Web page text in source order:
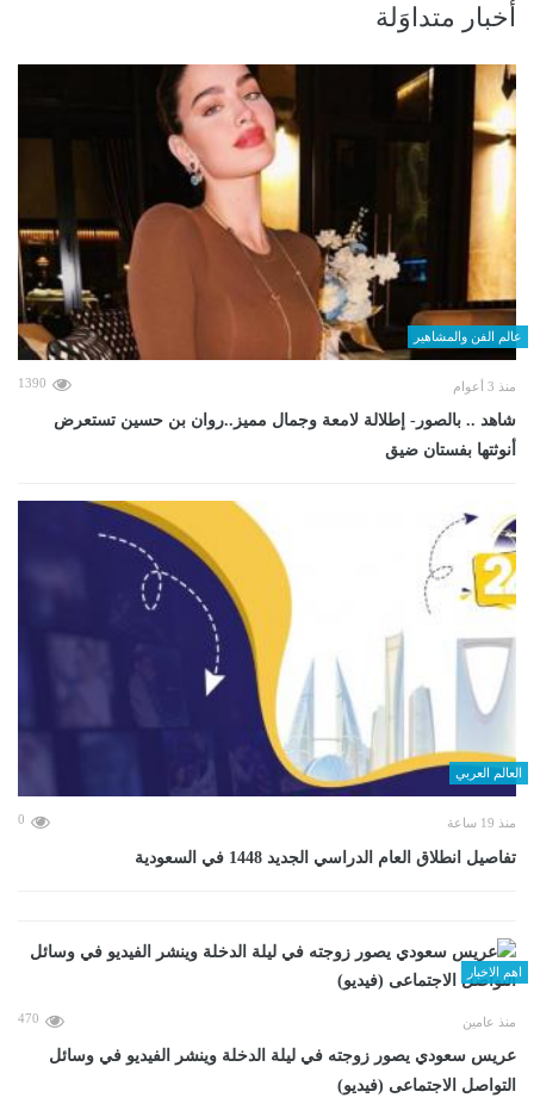
أخبار متداوَلة
عالم الفن والمشاهير
منذ 3 أعوام 1390
شاهد .. بالصور- إطلالة لامعة وجمال مميز..روان بن حسين تستعرض
أنوثتها بفستان ضيق
العالم العربي
منذ 19 ساعة 0
تفاصيل انطلاق العام الدراسي الجديد 1448 في السعودية
اهم الاخبار
منذ عامين 470
عريس سعودي يصور زوجته في ليلة الدخلة وينشر الفيديو في وسائل
التواصل الاجتماعى (فيديو)